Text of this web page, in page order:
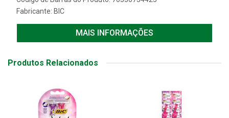
Fabricante: BIC
MAIS INFORMAÇÕES
Produtos Relacionados